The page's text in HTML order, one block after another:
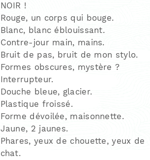
NOIR !
Rouge, un corps qui bouge.
Blanc, blanc éblouissant.
Contre-jour main, mains.
Bruit de pas, bruit de mon stylo.
Formes obscures, mystère ?
Interrupteur.
Douche bleue, glacier.
Plastique froissé.
Forme dévoilée, maisonnette.
Jaune, 2 jaunes.
Phares, yeux de chouette, yeux de
chat.